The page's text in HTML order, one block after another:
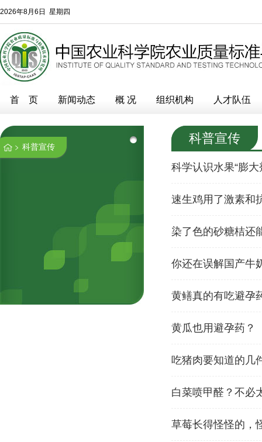
2026年8月6日 星期四
首 页 新闻动态 概 况 组织机构 人才队伍
科普宣传
科普宣传
科学认识水果“膨大
速生鸡用了激素和
染了色的砂糖桔还
你还在误解国产牛
黄鳝真的有吃避孕
黄瓜也用避孕药？
吃猪肉要知道的几
白菜喷甲醛？不必
草莓长得怪怪的，